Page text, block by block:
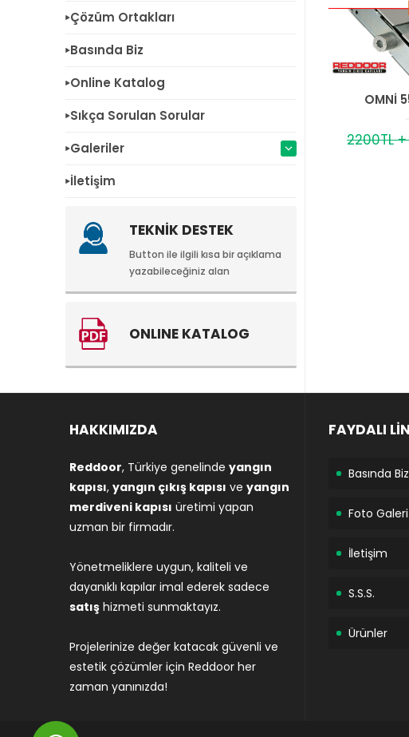
OMNİ
2200TL +
Çözüm Ortakları
Basında Biz
Online Katalog
Sıkça Sorulan Sorular
Galeriler
İletişim
TEKNİK DESTEK
Button ile ilgili kısa bir açıklama
yazabileceğiniz alan
ONLINE KATALOG
HAKKIMIZDA
Reddoor, Türkiye genelinde yangın
kapısı, yangın çıkış kapısı ve yangın
merdiveni kapısı üretimi yapan
uzman bir firmadır.
Yönetmeliklere uygun, kaliteli ve
dayanıklı kapılar imal ederek sadece
satış hizmeti sunmaktayız.
Projelerinize değer katacak güvenli ve
estetik çözümler için Reddoor her
zaman yanınızda!
FAYDALI
Basında Biz
Foto Galeri
İletişim
S.S.S.
Ürünler